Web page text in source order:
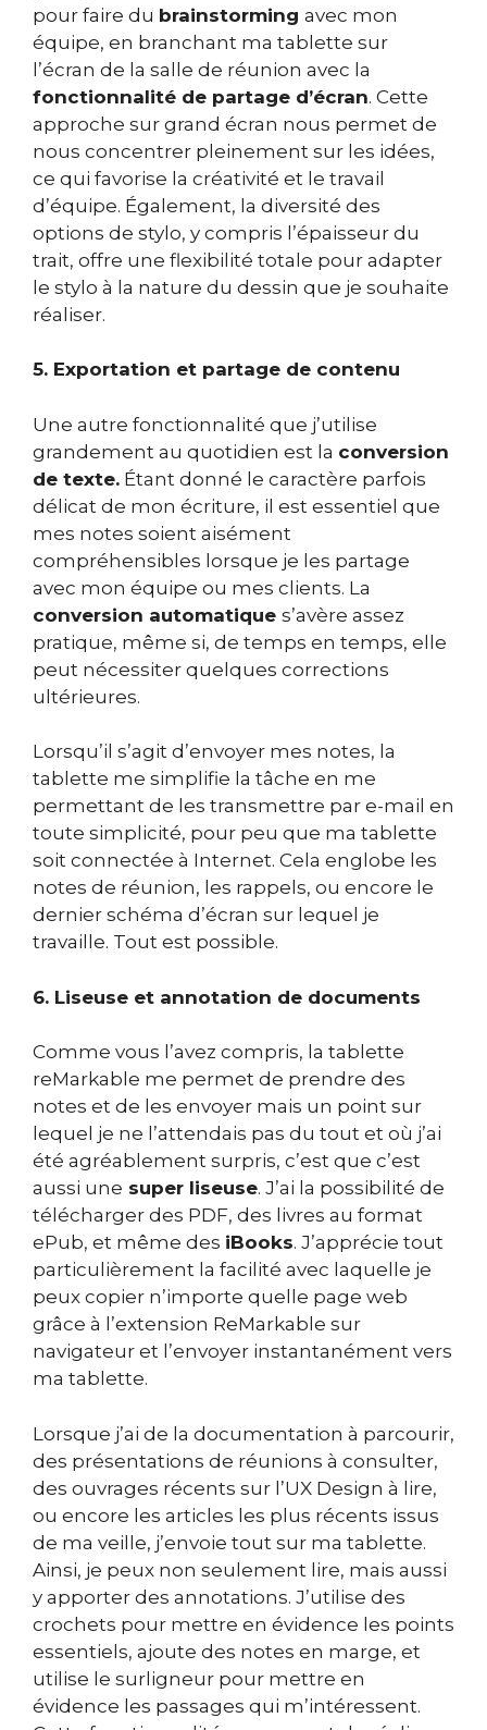
pour faire du brainstorming avec mon
équipe, en branchant ma tablette sur
l’écran de la salle de réunion avec la
fonctionnalité de partage d’écran. Cette
approche sur grand écran nous permet de
nous concentrer pleinement sur les idées,
ce qui favorise la créativité et le travail
d’équipe. Également, la diversité des
options de stylo, y compris l’épaisseur du
trait, offre une flexibilité totale pour adapter
le stylo à la nature du dessin que je souhaite
réaliser.
5. Exportation et partage de contenu
Une autre fonctionnalité que j’utilise
grandement au quotidien est la conversion
de texte. Étant donné le caractère parfois
délicat de mon écriture, il est essentiel que
mes notes soient aisément
compréhensibles lorsque je les partage
avec mon équipe ou mes clients. La
conversion automatique s’avère assez
pratique, même si, de temps en temps, elle
peut nécessiter quelques corrections
ultérieures.
Lorsqu’il s’agit d’envoyer mes notes, la
tablette me simplifie la tâche en me
permettant de les transmettre par e-mail en
toute simplicité, pour peu que ma tablette
soit connectée à Internet. Cela englobe les
notes de réunion, les rappels, ou encore le
dernier schéma d’écran sur lequel je
travaille. Tout est possible.
6. Liseuse et annotation de documents
Comme vous l’avez compris, la tablette
reMarkable me permet de prendre des
notes et de les envoyer mais un point sur
lequel je ne l’attendais pas du tout et où j’ai
été agréablement surpris, c’est que c’est
aussi une super liseuse. J’ai la possibilité de
télécharger des PDF, des livres au format
ePub, et même des iBooks. J’apprécie tout
particulièrement la facilité avec laquelle je
peux copier n’importe quelle page web
grâce à l’extension ReMarkable sur
navigateur et l’envoyer instantanément vers
ma tablette.
Lorsque j’ai de la documentation à parcourir,
des présentations de réunions à consulter,
des ouvrages récents sur l’UX Design à lire,
ou encore les articles les plus récents issus
de ma veille, j’envoie tout sur ma tablette.
Ainsi, je peux non seulement lire, mais aussi
y apporter des annotations. J’utilise des
crochets pour mettre en évidence les points
essentiels, ajoute des notes en marge, et
utilise le surligneur pour mettre en
évidence les passages qui m’intéressent.